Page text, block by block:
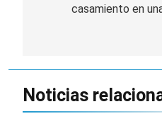
casamiento en
Noticias